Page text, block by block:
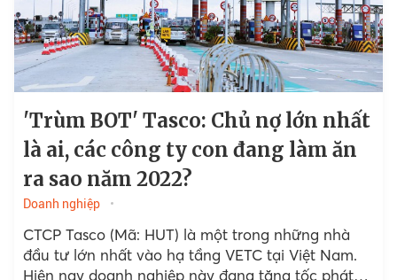
'Trùm BOT' Tasco: Chủ nợ lớn nhất
là ai, các công ty con đang làm ăn
ra sao năm 2022?
Doanh nghiệp
CTCP Tasco (Mã: HUT) là một trong những nhà
đầu tư lớn nhất vào hạ tầng VETC tại Việt Nam.
Hiện nay doanh nghiệp này đang tăng tốc phát